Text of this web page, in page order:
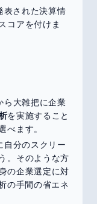
表された決算情
コアを付けま
ら大雑把に企業
を実施すること
べます。
自分のスクリー
。そのような方
の企業選定に対
の手間の省エネ